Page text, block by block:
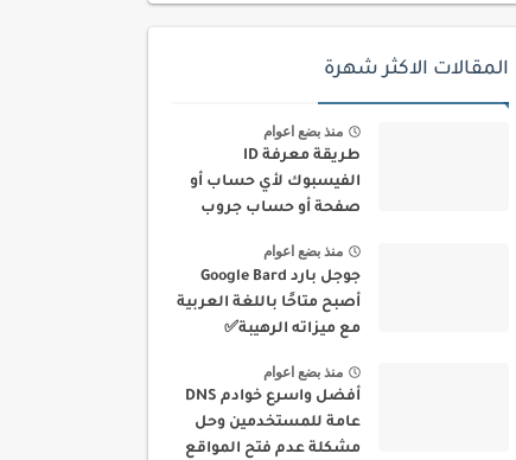
المقالات الاكثر شهرة
منذ بضع اعوام
طريقة معرفة ID
الفيسبوك لأي حساب أو
صفحة أو حساب جروب
منذ بضع اعوام
جوجل بارد Google Bard
أصبح متاحًا باللغة العربية
مع ميزاته الرهيبة✅
منذ بضع اعوام
أفضل واسرع خوادم DNS
عامة للمستخدمين وحل
مشكلة عدم فتح المواقع